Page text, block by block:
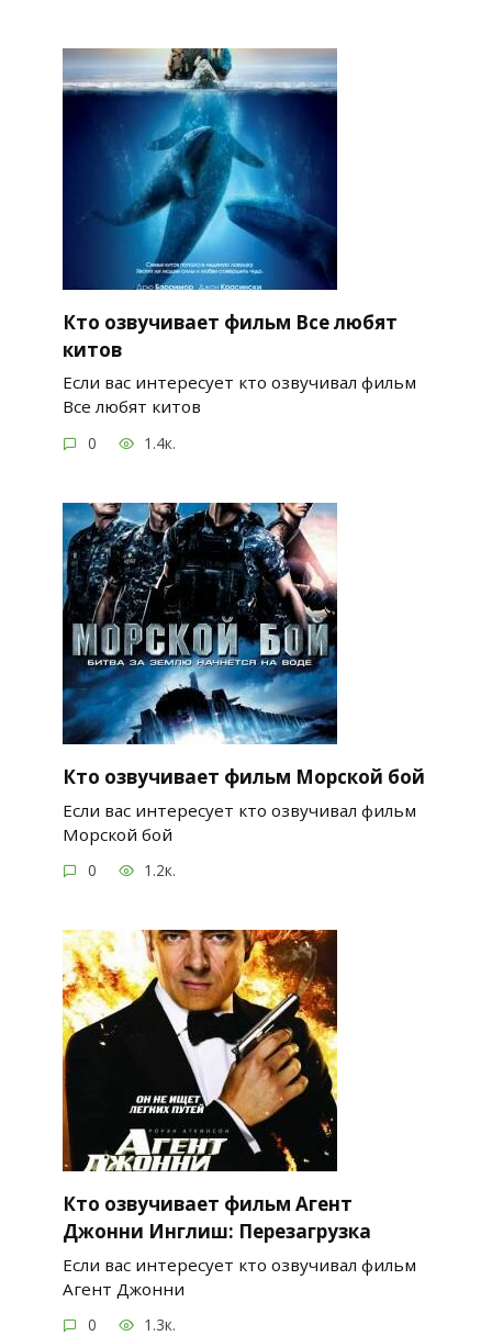
Кто озвучивает фильм Все любят
китов
Если вас интересует кто озвучивал фильм
Все любят китов
0 1.4к.
Кто озвучивает фильм Морской бой
Если вас интересует кто озвучивал фильм
Морской бой
0 1.2к.
Кто озвучивает фильм Агент
Джонни Инглиш: Перезагрузка
Если вас интересует кто озвучивал фильм
Агент Джонни
0 1.3к.